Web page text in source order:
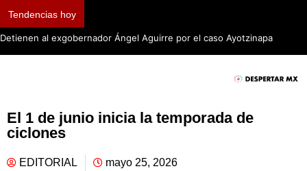
Tendencias hoy
Detienen al exgobernador Ángel Aguirre por el caso Ayotzinapa
El 1 de junio inicia la temporada de
ciclones
EDITORIAL mayo 25, 2026